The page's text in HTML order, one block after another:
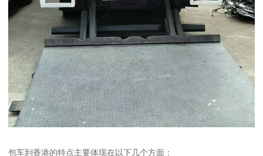
包车到香港的特点主要体现在以下几个方面：